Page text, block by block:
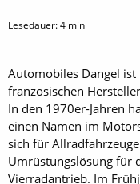
Lesedauer:4 min
Automobiles Dangel
französischen
In den 1970er-Jahren
einen Namen im
sich für
Umrüstungslösung für
Vierradantrieb. Im